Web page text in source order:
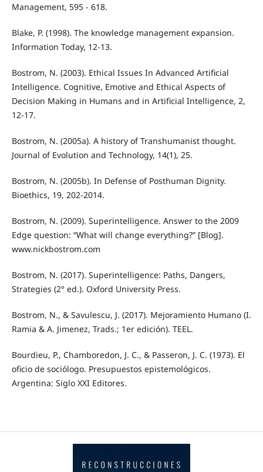
Management, 595 - 618.
Blake, P. (1998). The knowledge management expansion.
Information Today, 12-13.
Bostrom, N. (2003). Ethical Issues In Advanced Artificial
Intelligence. Cognitive, Emotive and Ethical Aspects of
Decision Making in Humans and in Artificial Intelligence, 2,
12-17.
Bostrom, N. (2005a). A history of Transhumanist thought.
Journal of Evolution and Technology, 14(1), 25.
Bostrom, N. (2005b). In Defense of Posthuman Dignity.
Bioethics, 19, 202-2014.
Bostrom, N. (2009). Superintelligence. Answer to the 2009
Edge question: “What will change everything?” [Blog].
www.nickbostrom.com
Bostrom, N. (2017). Superintelligence: Paths, Dangers,
Strategies (2° ed.). Oxford University Press.
Bostrom, N., & Savulescu, J. (2017). Mejoramiento Humano (I.
Ramia & A. Jimenez, Trads.; 1er edición). TEEL.
Bourdieu, P., Chamboredon, J. C., & Passeron, J. C. (1973). El
oficio de sociólogo. Presupuestos epistemológicos.
Argentina: Siglo XXI Editores.